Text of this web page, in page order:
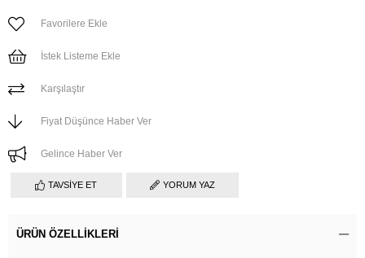
Favorilere Ekle
İstek Listeme Ekle
Karşılaştır
Fiyat Düşünce Haber Ver
Gelince Haber Ver
TAVSIYE ET YORUM YAZ
ÜRÜN ÖZELLIKLERI